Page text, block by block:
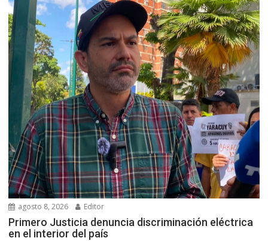
agosto 8, 2026 Editor
Primero Justicia denuncia discriminación eléctrica
en el interior del país